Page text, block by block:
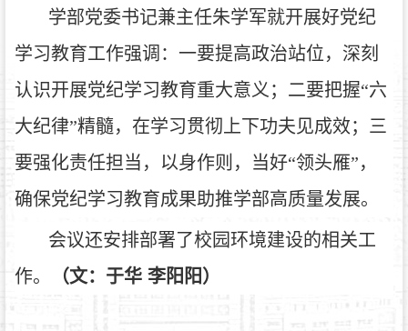
学部党委书记兼主任朱学军就开展好党纪
学习教育工作强调：一要提高政治站位，深刻
认识开展党纪学习教育重大意义；二要把握“六
大纪律”精髓，在学习贯彻上下功夫见成效；三
要强化责任担当，以身作则，当好“领头雁”，
确保党纪学习教育成果助推学部高质量发展。
会议还安排部署了校园环境建设的相关工
作。
（文：于华 李阳阳）